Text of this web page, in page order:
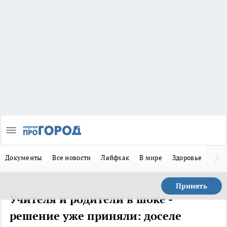
Документы Все новости Лайфхак В мире Здоровье
Принять
Учителя и родители в шоке -
решение уже приняли: доселе